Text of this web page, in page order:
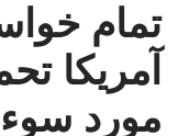
تمام
آمریکا
مورد